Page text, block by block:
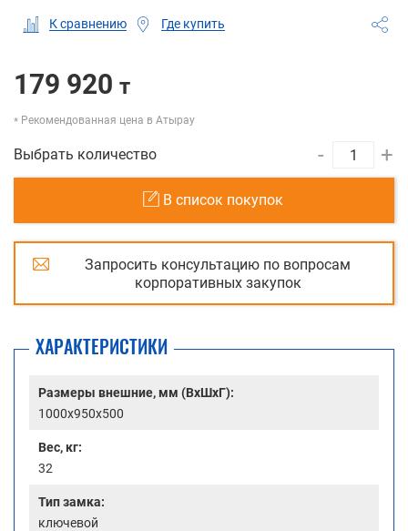
К сравнению Где купить
179 920 т
Рекомендованная цена в Атырау
Выбрать количество - +
В список покупок
Запросить консультацию по вопросам
корпоративных закупок
ХАРАКТЕРИСТИКИ
Размеры внешние, мм (ВхШхГ):
1000x950x500
Вес, кг:
32
Тип замка:
ключевой